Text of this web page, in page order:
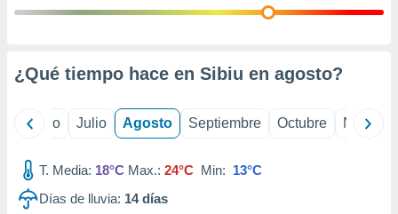
publicidad
publicidad
1199
¿Qué tiempo hace en Sibiu en agosto?
Junio Julio Agosto Septiembre Octubre
T. Media: 18°C Max.: 24°C Min: 13°C
Días de lluvia: 14días